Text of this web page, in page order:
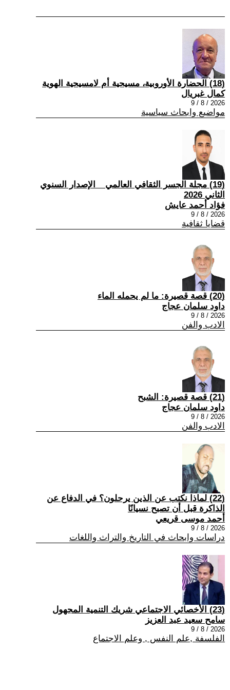
(18) الحضارة الأوروبية، مسيحية أم لامسيحية الهوية
كمال غبريال
2026 / 8 / 9
مواضيع وابحاث سياسية
(19) مجلة الجسر الثقافي العالمي _ الإصدار السنوي
الثاني 2026
فؤاد أحمد عايش
2026 / 8 / 9
قضايا ثقافية
(20) قصة قصيرة: ما لم يحمله الماء
داود سلمان عجاج
2026 / 8 / 9
الادب والفن
(21) قصة قصيرة: الشبح
داود سلمان عجاج
2026 / 8 / 9
الادب والفن
(22) لماذا نكتب عن الذين يرحلون؟ في الدفاع عن
الذاكرة قبل أن تصبح نسيانًا
أحمد موسى قريعي
2026 / 8 / 9
دراسات وابحاث في التاريخ والتراث واللغات
(23) الأخصائي الاجتماعي شريك التنمية المجهول
سامح سعيد عبد العزيز
2026 / 8 / 9
الفلسفة ,علم النفس , وعلم الاجتماع